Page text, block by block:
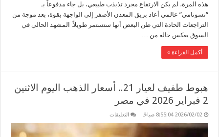
هذه المرة، لم يكن الارتفاع مجرد تذبذب طبيعي، بل جاء مدفوعاً بـ
“تسونامي” عالمي أعاد بريق المعدن الأصفر إلى الواجهة بقوة، بعد موجة من
التراجعات الحادة التي ظن البعض أنها ستستمر طويلاً. المشهد الحالي في
السوق يعكس حالة من …
أكمل القراءة »
هبوط طفيف لعيار 21.. أسعار الذهب اليوم الاثنين
2 فبراير 2026 في مصر
2026/02/02 8:55:04 صباحًا التعليقات
طفيف